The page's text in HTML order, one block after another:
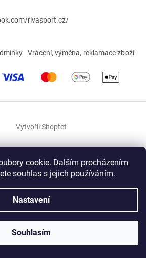
cookie. Dalším procházením
souhlas s jejich používáním.
Nastavení
Souhlasím
rivasport.cz/
Vrácení, výměna, reklamace zboží
Vytvořil Shoptet
. Všechna práva vyhrazena.
ESSOX